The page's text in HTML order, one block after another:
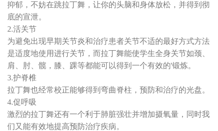
抑郁，不妨在跳拉丁舞，让你的头脑和身体放松，并得到彻
底的宣泄。
2.活关节
为避免出现早期关节炎和治疗患者关节不适的最好方式方法
是适度地使用进行关节，而拉丁舞能使学生全身关节如颈、
肩、肘、髋，膝、踝等都能可以得到一个有效的'锻炼。
3.护脊椎
拉丁舞也经常校正能够得到弯曲脊柱，预防和治疗的光盘。
4.促呼吸
激烈的拉丁舞还有一个利于肺脏强壮并增加摄氧量，同时我
们又能有效地提高预防治疗疾病。